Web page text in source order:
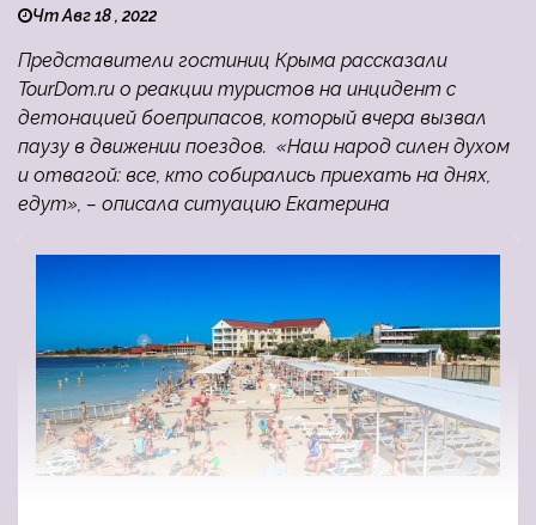
Чт Авг 18 , 2022
Представители гостиниц Крыма рассказали
TourDom.ru о реакции туристов на инцидент с
детонацией боеприпасов, который вчера вызвал
паузу в движении поездов. «Наш народ силен духом
и отвагой: все, кто собирались приехать на днях,
едут», – описала ситуацию Екатерина